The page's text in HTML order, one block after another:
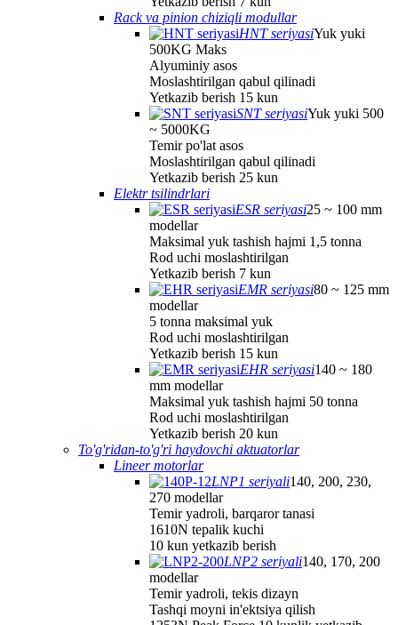
Rack va pinion chiziqli modullar
HNT seriyasiYuk yuki
500KG Maks
Alyuminiy asos
Moslashtirilgan qabul qilinadi
Yetkazib berish 15 kun
SNT seriyasiYuk yuki 500
~ 5000KG
Temir po'lat asos
Moslashtirilgan qabul qilinadi
Yetkazib berish 25 kun
Elektr tsilindrlari
ESR seriyasi25 ~ 100 mm
modellar
Maksimal yuk tashish hajmi 1,5 tonna
Rod uchi moslashtirilgan
Yetkazib berish 7 kun
EMR seriyasi80 ~ 125 mm
modellar
5 tonna maksimal yuk
Rod uchi moslashtirilgan
Yetkazib berish 15 kun
EHR seriyasi140 ~ 180
mm modellar
Maksimal yuk tashish hajmi 50 tonna
Rod uchi moslashtirilgan
Yetkazib berish 20 kun
To'g'ridan-to'g'ri haydovchi aktuatorlar
Lineer motorlar
LNP1 seriyali140, 200, 230,
270 modellar
Temir yadroli, barqaror tanasi
1610N tepalik kuchi
10 kun yetkazib berish
LNP2 seriyali140, 170, 200
modellar
Temir yadroli, tekis dizayn
Tashqi moyni in'ektsiya qilish